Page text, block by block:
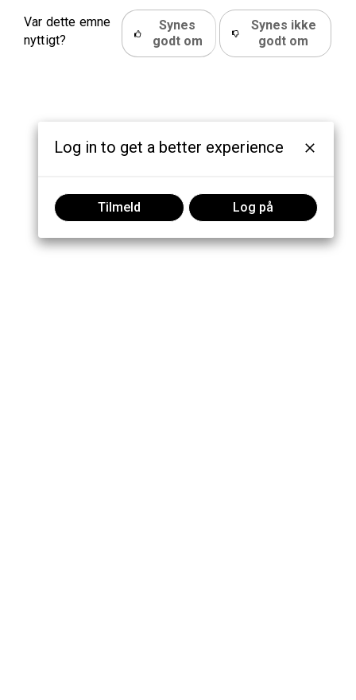
Var dette emne
nyttigt?
Synes
godt om
Synes ikke
godt om
Log in to get a better experience
Tilmeld Log på